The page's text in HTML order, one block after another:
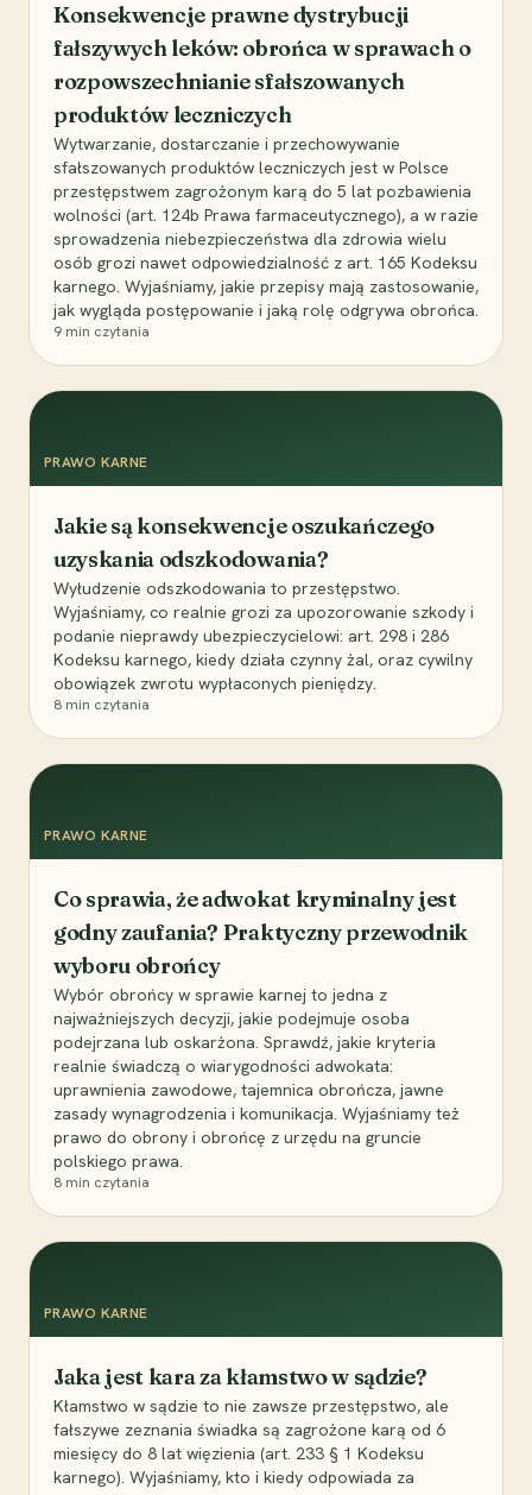
Konsekwencje prawne dystrybucji
fałszywych leków: obrońca w sprawach o
rozpowszechnianie sfałszowanych
produktów leczniczych
Wytwarzanie, dostarczanie i przechowywanie
sfałszowanych produktów leczniczych jest w Polsce
przestępstwem zagrożonym karą do 5 lat pozbawienia
wolności (art. 124b Prawa farmaceutycznego), a w razie
sprowadzenia niebezpieczeństwa dla zdrowia wielu
osób grozi nawet odpowiedzialność z art. 165 Kodeksu
karnego. Wyjaśniamy, jakie przepisy mają zastosowanie,
jak wygląda postępowanie i jaką rolę odgrywa obrońca.
9 min czytania
PRAWO KARNE
Jakie są konsekwencje oszukańczego
uzyskania odszkodowania?
Wyłudzenie odszkodowania to przestępstwo.
Wyjaśniamy, co realnie grozi za upozorowanie szkody i
podanie nieprawdy ubezpieczycielowi: art. 298 i 286
Kodeksu karnego, kiedy działa czynny żal, oraz cywilny
obowiązek zwrotu wypłaconych pieniędzy.
8 min czytania
PRAWO KARNE
Co sprawia, że adwokat kryminalny jest
godny zaufania? Praktyczny przewodnik
wyboru obrońcy
Wybór obrońcy w sprawie karnej to jedna z
najważniejszych decyzji, jakie podejmuje osoba
podejrzana lub oskarżona. Sprawdź, jakie kryteria
realnie świadczą o wiarygodności adwokata:
uprawnienia zawodowe, tajemnica obrończa, jawne
zasady wynagrodzenia i komunikacja. Wyjaśniamy też
prawo do obrony i obrońcę z urzędu na gruncie
polskiego prawa.
8 min czytania
PRAWO KARNE
Jaka jest kara za kłamstwo w sądzie?
Kłamstwo w sądzie to nie zawsze przestępstwo, ale
fałszywe zeznania świadka są zagrożone karą od 6
miesięcy do 8 lat więzienia (art. 233 § 1 Kodeksu
karnego). Wyjaśniamy, kto i kiedy odpowiada za